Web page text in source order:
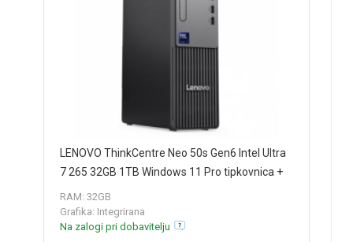
LENOVO ThinkCentre Neo 50s Gen6 Intel Ultra
7 265 32GB 1TB Windows 11 Pro tipkovnica +
miška SFF namizni računalnik 13DM002RZY
RAM: 32GB
Grafika: Integrirana
Na zalogi pri dobavitelju